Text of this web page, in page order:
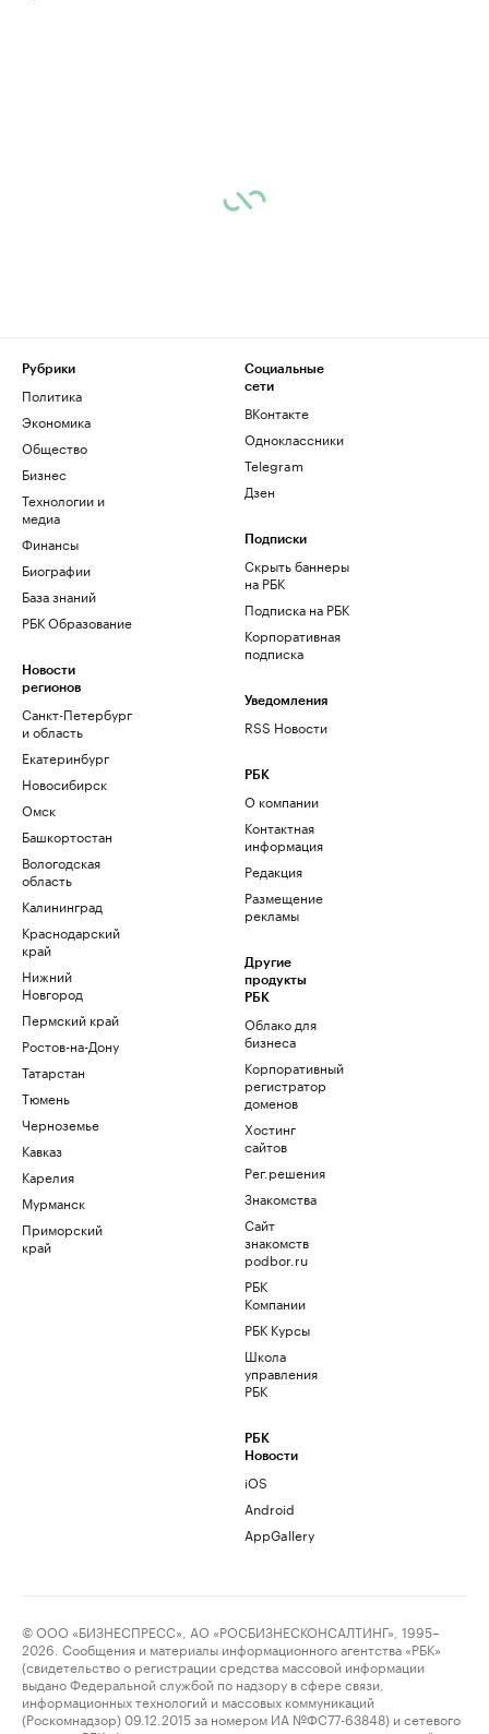
Рубрики
Политика
Экономика
Общество
Бизнес
Технологии и
медиа
Финансы
Биографии
База знаний
РБК Образование
Новости
регионов
Санкт-Петербург
и область
Екатеринбург
Новосибирск
Омск
Башкортостан
Вологодская
область
Калининград
Краснодарский
край
Нижний
Новгород
Пермский край
Ростов-на-Дону
Татарстан
Тюмень
Черноземье
Кавказ
Карелия
Мурманск
Приморский
край
Социальные
сети
ВКонтакте
Одноклассники
Telegram
Дзен
Подписки
Скрыть баннеры
на РБК
Подписка на РБК
Корпоративная
подписка
Уведомления
RSS Новости
РБК
О компании
Контактная
информация
Редакция
Размещение
рекламы
Другие
продукты
РБК
Облако для
бизнеса
Корпоративный
регистратор
доменов
Хостинг
сайтов
Рег.решения
Знакомства
Сайт
знакомств
podbor.ru
РБК
Компании
РБК Курсы
Школа
управления
РБК
РБК
Новости
iOS
Android
AppGallery
© ООО «БИЗНЕСПРЕСС», АО «РОСБИЗНЕСКОНСАЛТИНГ», 1995–
2026. Сообщения и материалы информационного агентства «РБК»
(свидетельство о регистрации средства массовой информации
выдано Федеральной службой по надзору в сфере связи,
информационных технологий и массовых коммуникаций
(Роскомнадзор) 09.12.2015 за номером ИА №ФС77-63848) и сетевого